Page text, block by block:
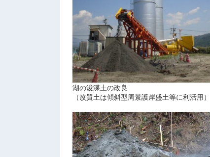
湖の浚渫土の改良
（改質土は傾斜型周景護岸盛土等に利活用）